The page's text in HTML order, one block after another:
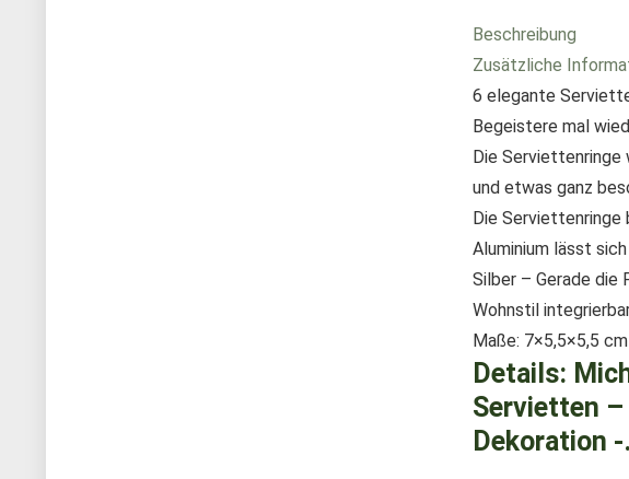
Beschreibung
Zusätzliche
6 elegante
Begeistere mal
Die
und etwas ganz
Die Serviettenringe
Aluminium lässt
Silber – Gerade die
Wohnstil
Maße: 7×5,5×5,5
Details:
Servietten
Dekoration